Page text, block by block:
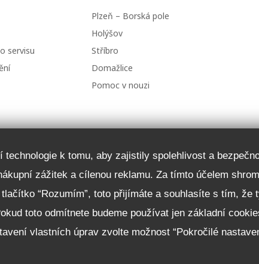
servisu
Plzeň – Borská pole
Holýšov
Stříbro
Domažlice
Pomoc v nouzi
k tomu, aby zajistily spolehlivost a
zážitek a cílenou reklamu. Za tímto účelem
“Rozumím”, toto přijímáte a souhlasíte s tím, že
toto odmítnete budeme používat jen základní
vlastních úprav zvolte možnost “Pokročilé